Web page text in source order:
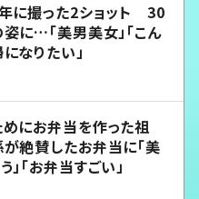
に撮った2ショット 30
に…「美男美女」「こん
なりたい」
にお弁当を作った祖
絶賛したお弁当に「美
」「お弁当すごい」